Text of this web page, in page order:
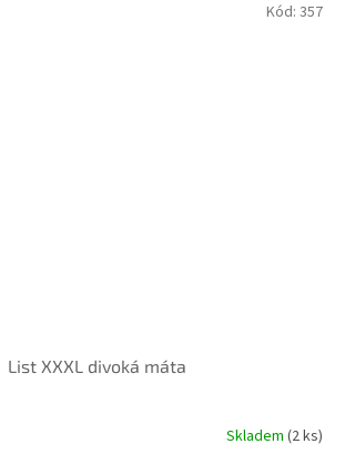
List XXXL divoká máta
Skladem (2 ks)
Kód: 357